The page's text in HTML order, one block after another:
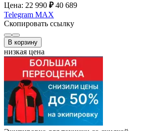
Цена: 22 990 ₽ 40 689
Telegram MAX
Скопировать ссылку
В корзину
низкая цена